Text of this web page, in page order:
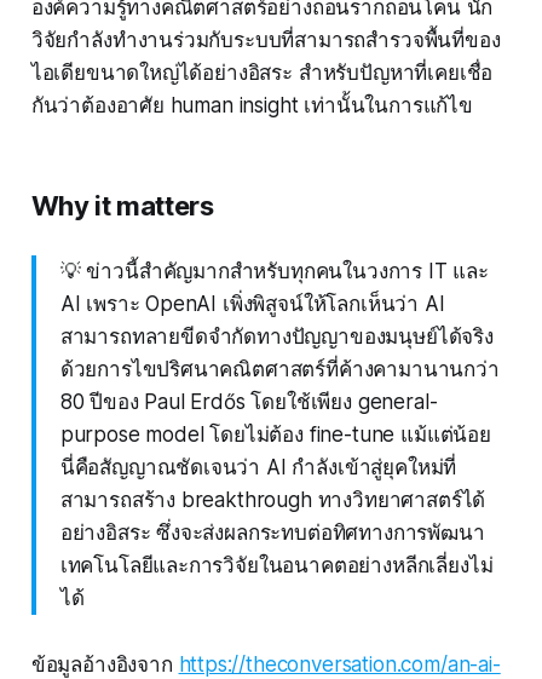
องค์ความรู้ทางคณิตศาสตร์อย่างถอนรากถอนโคน นัก
วิจัยกำลังทำงานร่วมกับระบบที่สามารถสำรวจพื้นที่ของ
ไอเดียขนาดใหญ่ได้อย่างอิสระ สำหรับปัญหาที่เคยเชื่อ
กันว่าต้องอาศัย human insight เท่านั้นในการแก้ไข
Why it matters
💡 ข่าวนี้สำคัญมากสำหรับทุกคนในวงการ IT และ
AI เพราะ OpenAI เพิ่งพิสูจน์ให้โลกเห็นว่า AI
สามารถทลายขีดจำกัดทางปัญญาของมนุษย์ได้จริง
ด้วยการไขปริศนาคณิตศาสตร์ที่ค้างคามานานกว่า
80 ปีของ Paul Erdős โดยใช้เพียง general-
purpose model โดยไม่ต้อง fine-tune แม้แต่น้อย
นี่คือสัญญาณชัดเจนว่า AI กำลังเข้าสู่ยุคใหม่ที่
สามารถสร้าง breakthrough ทางวิทยาศาสตร์ได้
อย่างอิสระ ซึ่งจะส่งผลกระทบต่อทิศทางการพัฒนา
เทคโนโลยีและการวิจัยในอนาคตอย่างหลีกเลี่ยงไม่
ได้
ข้อมูลอ้างอิงจาก https://theconversation.com/an-ai-